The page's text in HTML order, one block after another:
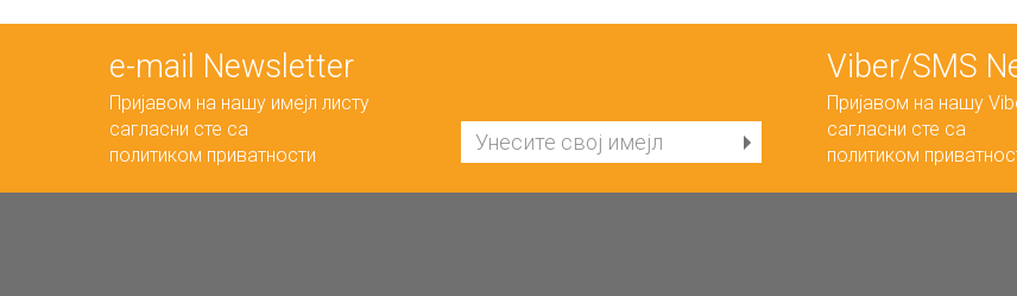
е-mail Newsletter
Пријавом на нашу имејл листу
сагласни сте са
политиком приватности
Viber/SMS
Пријавом на нашу
сагласни сте са
политиком